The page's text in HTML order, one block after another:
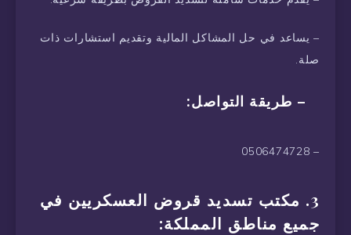
– يساعد في حل المشاكل المالية وتقديم استشارات ذات
صلة.
– طريقة التواصل:
– 0506474728
3. مكتب تسديد قروض العسكريين في
جميع مناطق المملكة: